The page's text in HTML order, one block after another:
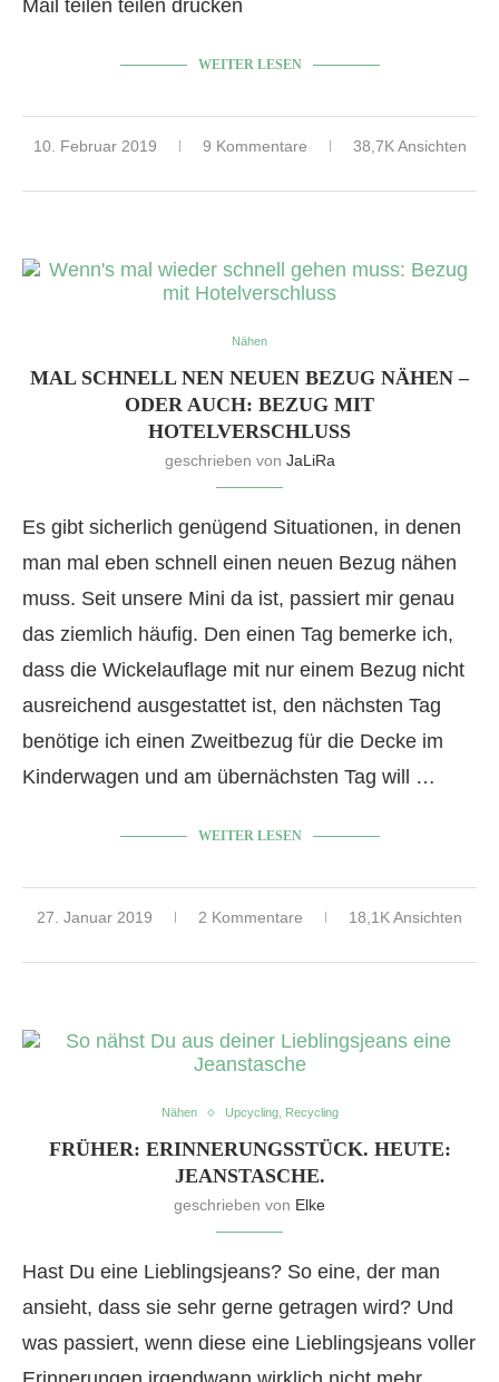
Mail teilen teilen drucken
WEITER LESEN
10. Februar 2019 9 Kommentare 38,7K Ansichten
Nähen
MAL SCHNELL NEN NEUEN BEZUG NÄHEN –
ODER AUCH: BEZUG MIT
HOTELVERSCHLUSS
geschrieben von JaLiRa
Es gibt sicherlich genügend Situationen, in denen
man mal eben schnell einen neuen Bezug nähen
muss. Seit unsere Mini da ist, passiert mir genau
das ziemlich häufig. Den einen Tag bemerke ich,
dass die Wickelauflage mit nur einem Bezug nicht
ausreichend ausgestattet ist, den nächsten Tag
benötige ich einen Zweitbezug für die Decke im
Kinderwagen und am übernächsten Tag will …
WEITER LESEN
27. Januar 2019 2 Kommentare 18,1K Ansichten
Nähen Upcycling, Recycling
FRÜHER: ERINNERUNGSSTÜCK. HEUTE:
JEANSTASCHE.
geschrieben von Elke
Hast Du eine Lieblingsjeans? So eine, der man
ansieht, dass sie sehr gerne getragen wird? Und
was passiert, wenn diese eine Lieblingsjeans voller